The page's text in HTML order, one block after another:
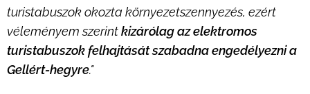
turistabuszok okozta környezetszennyezés, ezért
véleményem szerintkizárólag az elektromos
turistabuszok felhajtását szabadna engedélyezni a
Gellért-hegyre."